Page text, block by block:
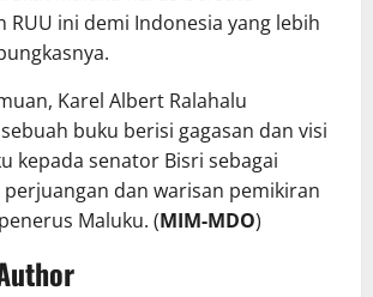
RUU ini demi Indonesia yang lebih
Karel Albert Ralahalu
buku berisi gagasan dan visi
kepada senator Bisri sebagai
dan warisan pemikiran
Maluku. (MIM-MDO)